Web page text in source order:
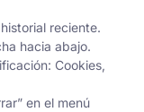
reciente.
hacia abajo.
Cookies,
en el menú